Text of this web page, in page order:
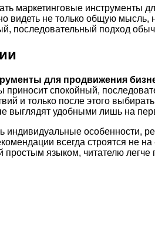
маркетинговые инструменты
видеть не только общую
последовательный подход
для продвижения
приносит спокойный,
и только после этого
выглядят удобными лишь на
индивидуальные особенности,
всегда строятся не
простым языком, читателю